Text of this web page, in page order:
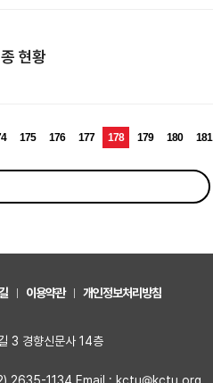
현황
175 176 177 178 179 180 181
이용약관 개인정보처리방침
3 경향신문사 14층